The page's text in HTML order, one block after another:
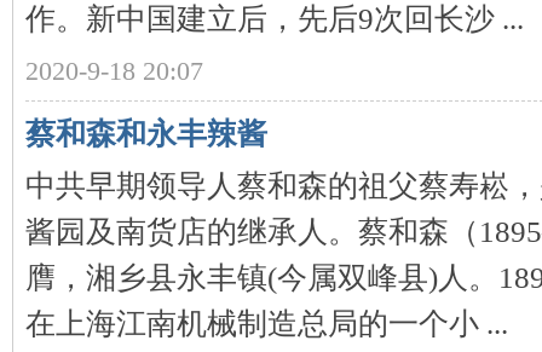
沙作。新中国建立后，先后9次回长沙 ...
2020-9-18 20:07
蔡和森和永丰辣酱
中共早期领导人蔡和森的祖父蔡寿崧
酱园及南货店的继承人。蔡和森（
膺，湘乡县永丰镇(今属双峰县)人。
在上海江南机械制造总局的一个小 ...